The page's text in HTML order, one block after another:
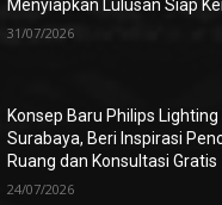
Menyiapkan Lulusan Siap
31/07/2026
Konsep Baru Philips
Surabaya, Beri Inspirasi
Ruang dan Konsultasi Gratis
24/07/2026